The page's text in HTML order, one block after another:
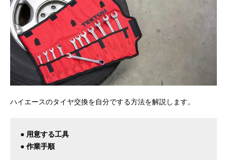
ハイエースのタイヤ交換を自分でする方法を解説します。
● 用意する工具
● 作業手順